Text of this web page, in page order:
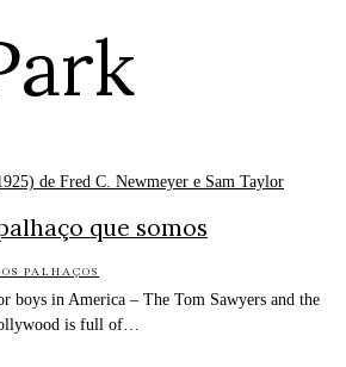
que somos
PALHAÇOS
boys in America – The Tom Sawyers and the
is full of…